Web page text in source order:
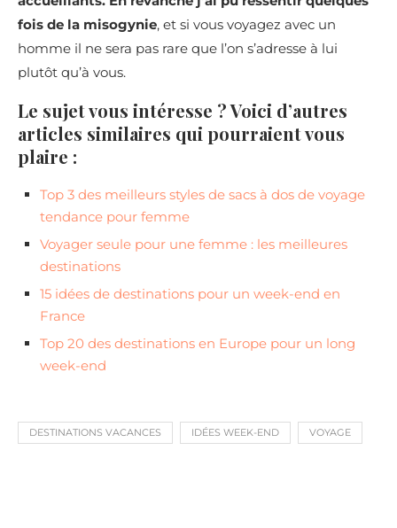
fois de la misogynie, et si vous voyagez avec un
homme il ne sera pas rare que l’on s’adresse à lui
plutôt qu’à vous.
Le sujet vous intéresse ? Voici d’autres
articles similaires qui pourraient vous
plaire :
Top 3 des meilleurs styles de sacs à dos de voyage
tendance pour femme
Voyager seule pour une femme : les meilleures
destinations
15 idées de destinations pour un week-end en
France
Top 20 des destinations en Europe pour un long
week-end
DESTINATIONS VACANCES IDÉES WEEK-END VOYAGE